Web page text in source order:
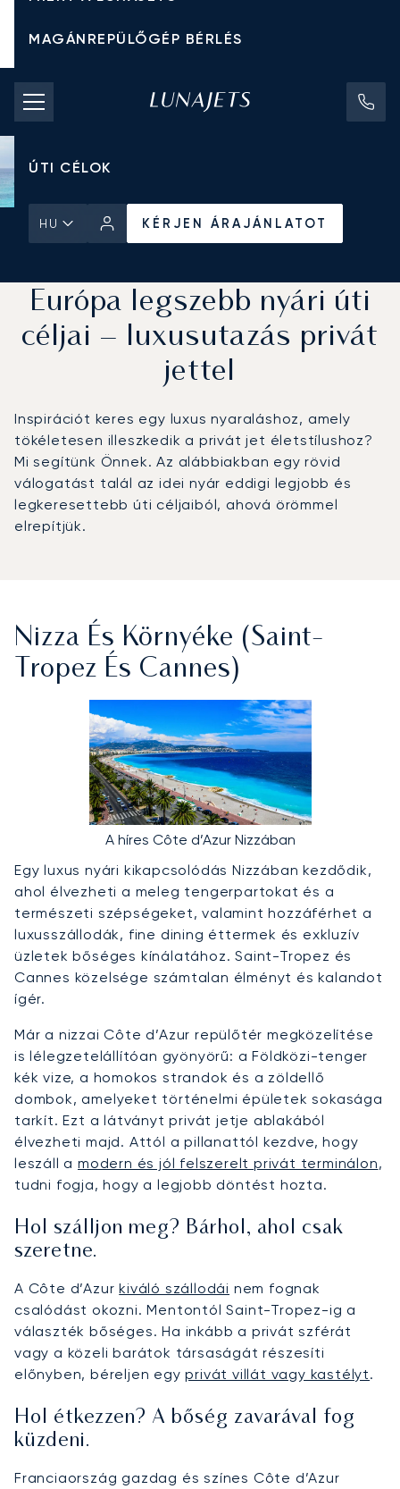
MAGÁNREPÜLŐGÉP BÉRLÉS
CHARTER ÁRAK
MAGÁNREPÜLŐGÉPEK
ÚTI CÉLOK
HU
KÉRJEN ÁRAJÁNLATOT
KÉRJEN ÁRAJÁNLATOT
Európa legszebb nyári úti
céljai – luxusutazás privát
jettel
Inspirációt keres egy luxus nyaraláshoz, amely
tökéletesen illeszkedik a privát jet életstílushoz?
Mi segítünk Önnek. Az alábbiakban egy rövid
válogatást talál az idei nyár eddigi legjobb és
legkeresettebb úti céljaiból, ahová örömmel
elrepítjük.
Nizza És Környéke (Saint-
Tropez És Cannes)
A híres Côte d’Azur Nizzában
Egy luxus nyári kikapcsolódás Nizzában kezdődik,
ahol élvezheti a meleg tengerpartokat és a
természeti szépségeket, valamint hozzáférhet a
luxusszállodák, fine dining éttermek és exkluzív
üzletek bőséges kínálatához. Saint-Tropez és
Cannes közelsége számtalan élményt és kalandot
ígér.
Már a nizzai Côte d’Azur repülőtér megközelítése
is lélegzetelállítóan gyönyörű: a Földközi-tenger
kék vize, a homokos strandok és a zöldellő
dombok, amelyeket történelmi épületek sokasága
tarkít. Ezt a látványt privát jetje ablakából
élvezheti majd. Attól a pillanattól kezdve, hogy
leszáll a modern és jól felszerelt privát terminálon,
tudni fogja, hogy a legjobb döntést hozta.
Hol szálljon meg? Bárhol, ahol csak
szeretne.
A Côte d’Azurkiváló szállodái nem fognak
csalódást okozni. Mentontól Saint-Tropez-ig a
választék bőséges. Ha inkább a privát szférát
vagy a közeli barátok társaságát részesíti
előnyben, béreljen egyprivát villát vagy kastélyt.
Hol étkezzen? A bőség zavarával fog
küzdeni.
Franciaország gazdag és színes Côte d’Azur